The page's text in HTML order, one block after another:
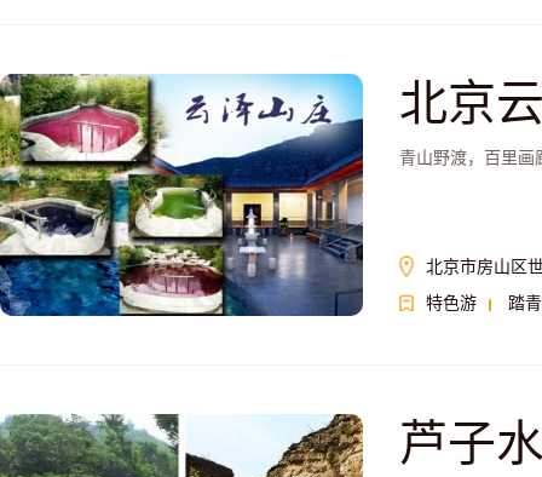
北京
青山野渡，百里
北京市房山区
特色游
踏青
芦子